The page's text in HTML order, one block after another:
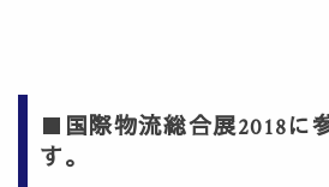
■ 国際物流総合展2018に
す。